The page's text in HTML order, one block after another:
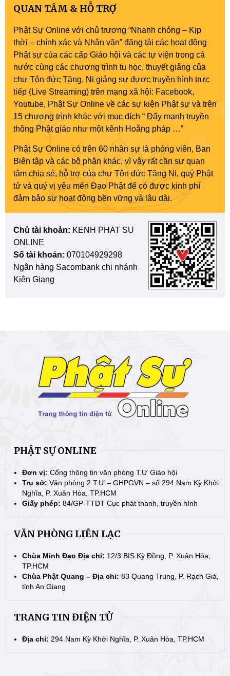
QUAN TÂM & HỖ TRỢ
Phật Sự Online với chủ trương “Nhanh chóng – Kịp
thời – chính xác và Nhân văn” đăng tải các hoạt động
Phật sự của các cấp Giáo hội và các tự viện trong cả
nước cùng các chương trình tu học, thuyết giảng của
chư Tôn đức Tăng, Ni giảng sư được truyền hình trực
tiếp (Live Streaming) trên mạng xã hội: Facebook,
Youtube, Phật Sự Online về các sự kiện Phật sự và trên
15 chương trình khác với mục đích “ Đẩy mạnh truyền
thông Phật giáo như một kênh Hoằng pháp …”
Phật Sự Online có trên 60 nhân sự là phóng viên, Ban
Biên tập và các bộ phận khác, vì vậy rất cần sự quan
tâm chia sẻ, hỗ trợ của chư Tôn đức Tăng Ni, quý Phật
tử và quý vị yêu mến Đạo Phật để có được kinh phí
đảm bảo sự hoạt động bền vững và lâu dài.
Chủ tài khoản: KENH PHAT SU
ONLINE
Số tài khoản: 070104929298
Ngân hàng Sacombank chi nhánh
Kiên Giang
PHẬT SỰ ONLINE
Đơn vị: Cổng thông tin văn phòng T.Ư Giáo hội
Trụ sở: Văn phòng 2 T.Ư – GHPGVN – số 294 Nam Kỳ Khởi
Nghĩa, P. Xuân Hòa, TP.HCM
Giấy phép: 84/GP-TTĐT Cục phát thanh, truyền hình
VĂN PHÒNG LIÊN LẠC
Chùa Minh Đạo Địa chỉ: 12/3 BIS Kỳ Đồng, P. Xuân Hòa,
TP.HCM
Chùa Phật Quang – Địa chỉ: 83 Quang Trung, P. Rạch Giá,
tỉnh An Giang
TRANG TIN ĐIỆN TỬ
Địa chỉ: 294 Nam Kỳ Khởi Nghĩa, P. Xuân Hòa, TP.HCM